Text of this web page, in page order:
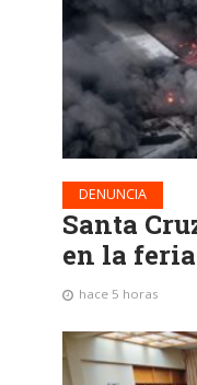
DENUNCIA
Santa
en la
hace 5 horas